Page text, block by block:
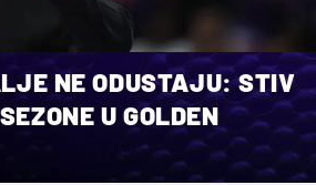
NE ODUSTAJU: STIV
U GOLDEN